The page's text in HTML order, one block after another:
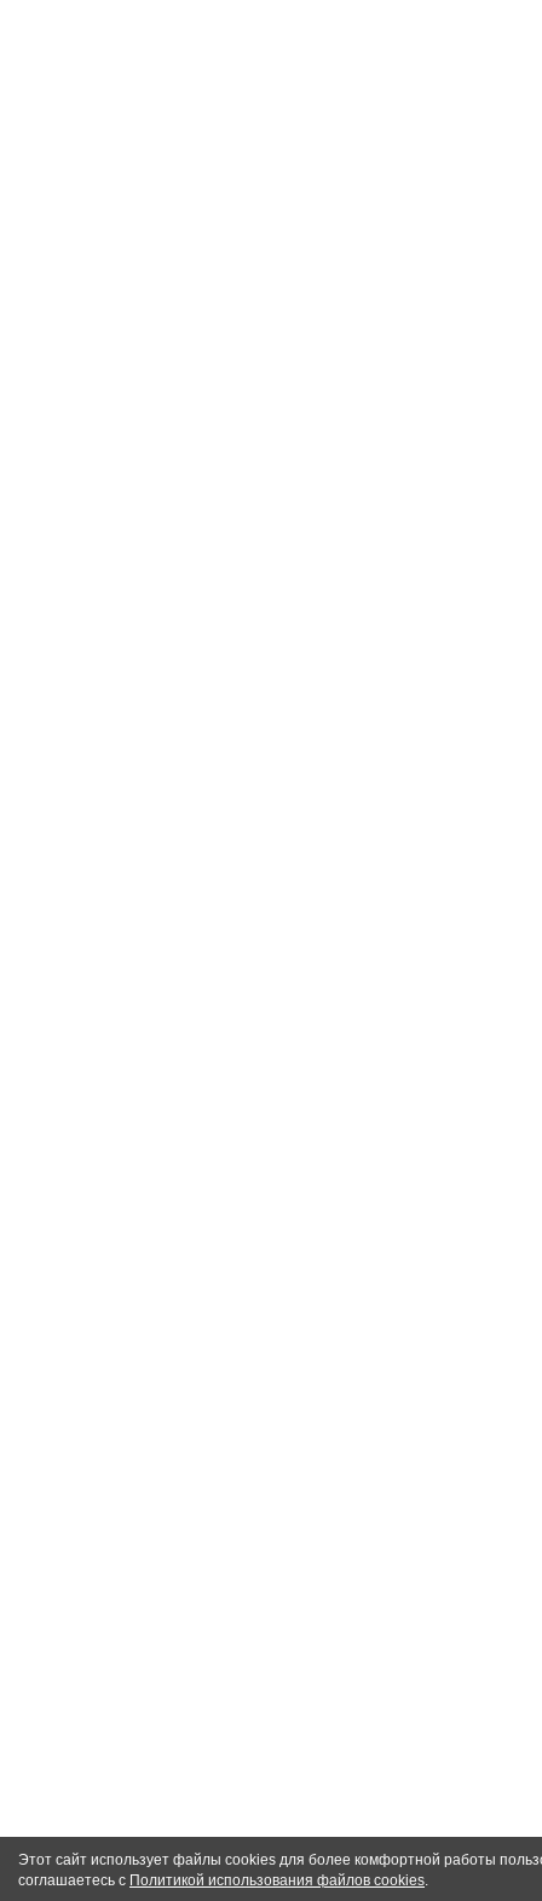
Этот сайт использует файлы cookies для более комфортной работы
соглашаетесь с Политикой использования файлов cookies